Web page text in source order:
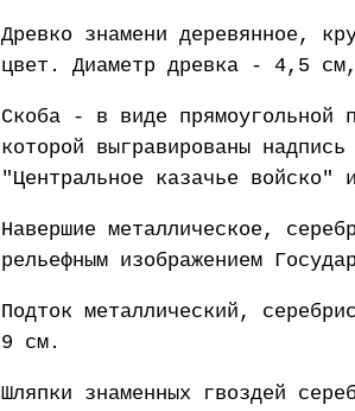
Древко знамени деревянное,
цвет. Диаметр древка - 4,5
Скоба - в виде прямоугольной
которой выгравированы
"Центральное казачье войско"
Навершие металлическое,
рельефным изображением
Подток металлический,
9 см.
Шляпки знаменных гвоздей